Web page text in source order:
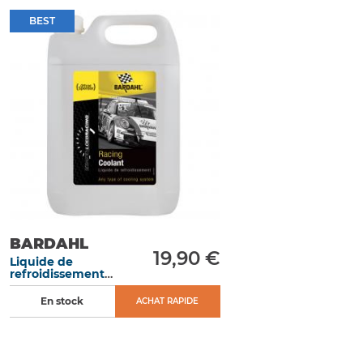
BEST
BARDAHL
Liquide de
refroidissement
compétition 5L
19,90 €
En stock ACHAT RAPIDE